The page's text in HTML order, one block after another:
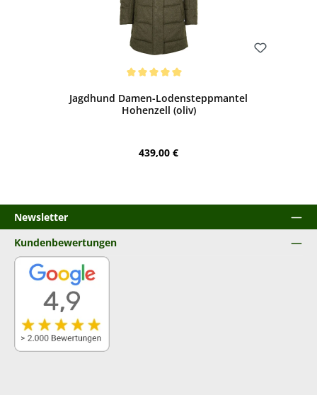
Jagdhund Damen-Lodensteppmantel
Hohenzell (oliv)
Regulärer Preis:
439,00 €
Newsletter
Kundenbewertungen